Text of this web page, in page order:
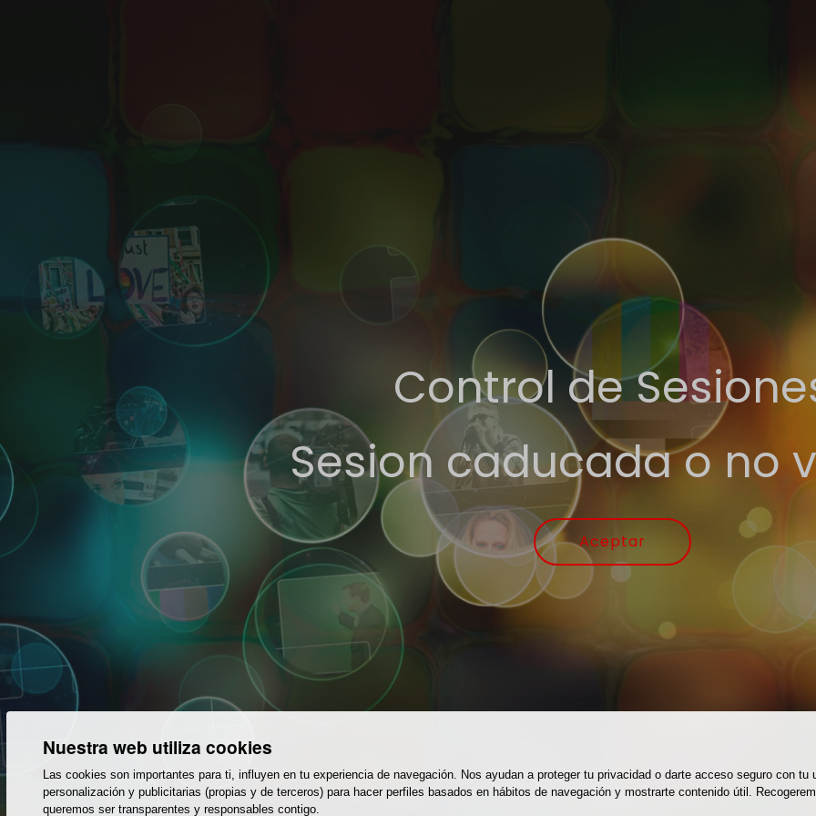
Nuestra web utiliza cookies
Las cookies son importantes para ti, influyen en tu experiencia de navegación. Nos ayudan a proteger tu privacidad o darte acceso seguro con
personalización y publicitarias (propias y de terceros) para hacer perfiles basados en hábitos de navegación y mostrarte contenido útil.
queremos ser transparentes y responsables contigo.
Control de
Sesion caducada o no
Aceptar